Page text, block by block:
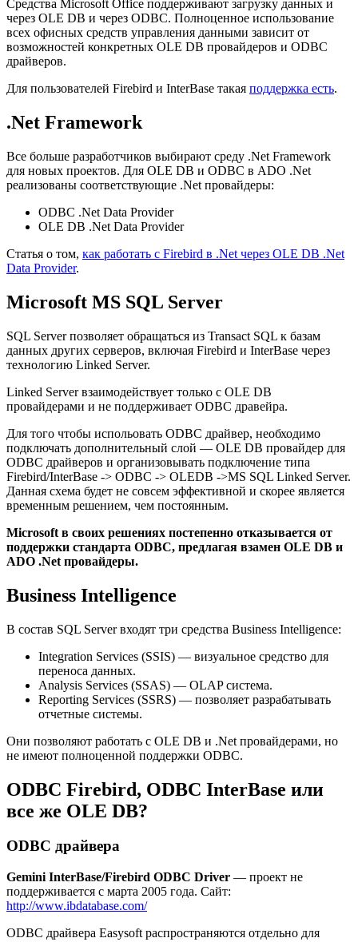
Средства Microsoft Office поддерживают загрузку данных и
через OLE DB и через ODBC. Полноценное использование
всех офисных средств управления данными зависит от
возможностей конкретных OLE DB провайдеров и ODBC
драйверов.
Для пользователей Firebird и InterBase такая поддержка есть.
.Net Framework
Все больше разработчиков выбирают среду .Net Framework
для новых проектов. Для OLE DB и ODBC в ADO .Net
реализованы соответствующие .Net провайдеры:
ODBC .Net Data Provider
OLE DB .Net Data Provider
Статья о том, как работать с Firebird в .Net через OLE DB .Net
Data Provider.
Microsoft MS SQL Server
SQL Server позволяет обращаться из Transact SQL к базам
данных других серверов, включая Firebird и InterBase через
технологию Linked Server.
Linked Server взаимодействует только с OLE DB
провайдерами и не поддерживает ODBC дравейра.
Для того чтобы испольовать ODBC драйвер, необходимо
подключать дополнительный слой — OLE DB провайдер для
ODBC драйверов и организовывать подключение типа
Firebird/InterBase -> ODBC -> OLEDB ->MS SQL Linked Server.
Данная схема будет не совсем эффективной и скорее является
временным решением, чем постоянным.
Microsoft в своих решениях постепенно отказывается от
поддержки стандарта ODBC, предлагая взамен OLE DB и
ADO .Net провайдеры.
Business Intelligence
В состав SQL Server входят три средства Business Intelligence:
Integration Services (SSIS) — визуальное средство для
переноса данных.
Analysis Services (SSAS) — OLAP система.
Reporting Services (SSRS) — позволяет разрабатывать
отчетные системы.
Они позволяют работать с OLE DB и .Net провайдерами, но
не имеют полноценной поддержки ODBC.
ODBC Firebird, ODBC InterBase или
все же OLE DB?
ODBC драйвера
Gemini InterBase/Firebird ODBC Driver — проект не
поддерживается с марта 2005 года. Сайт:
http://www.ibdatabase.com/
ODBC драйвера Easysoft распространяются отдельно для